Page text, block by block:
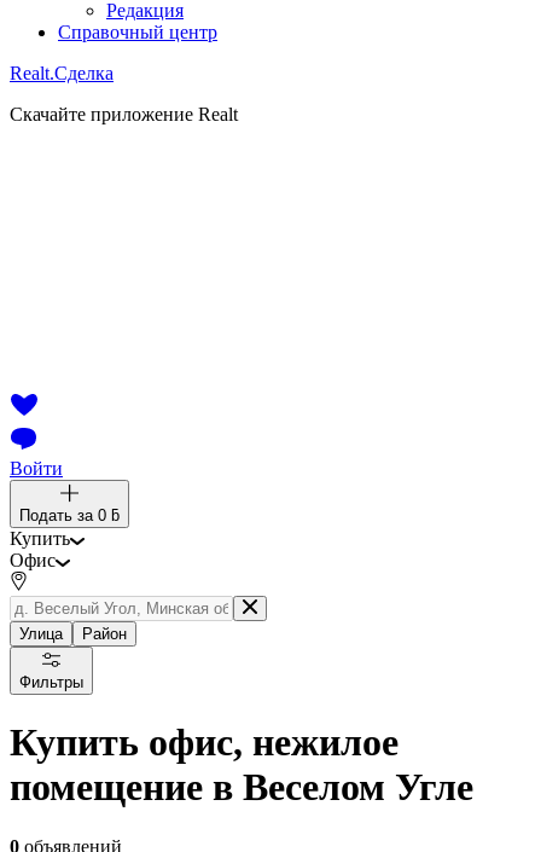
Редакция
Справочный центр
Realt.Сделка
Скачайте приложение Realt
Войти
Подать за 0 ƃ
Купить
Офис
Улица Район
Фильтры
Купить офис, нежилое
помещение в Веселом Угле
0 объявлений